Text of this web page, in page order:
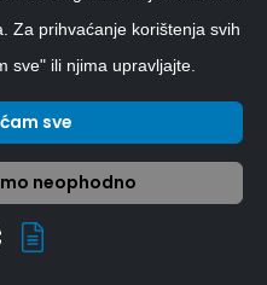
06.09.2026.
KENIJA -
Za prihvaćanje korištenja svih
sve" ili njima upravljajte.
sve
neophodno